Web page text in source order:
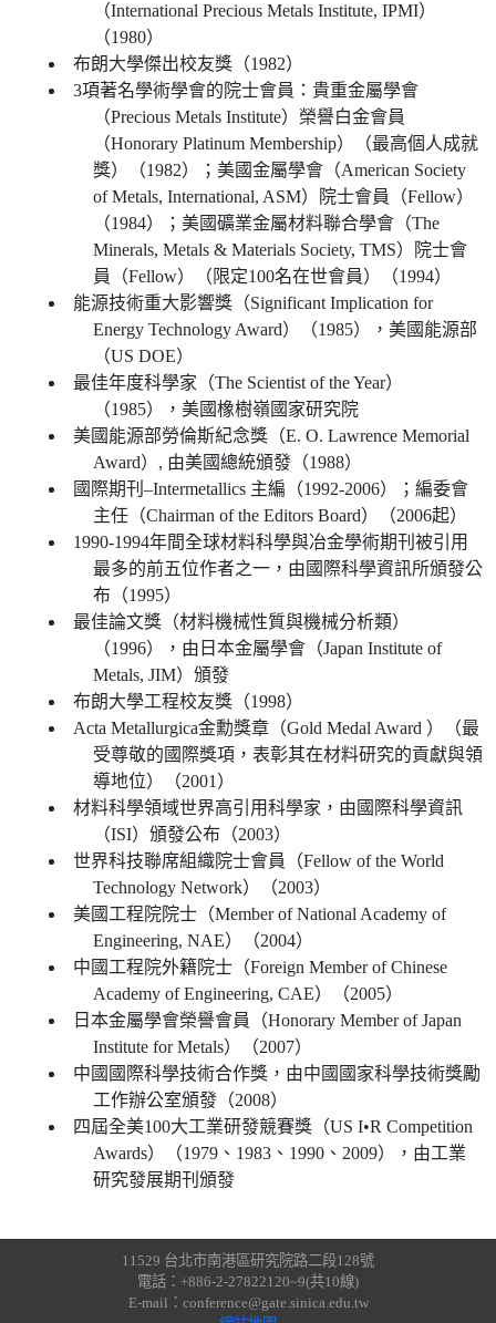
（International Precious Metals Institute, IPMI）
（1980）
布朗大學傑出校友獎（1982）
3項著名學術學會的院士會員：貴重金屬學會
（Precious Metals Institute）榮譽白金會員
（Honorary Platinum Membership）（最高個人成就
獎）（1982）；美國金屬學會（American Society
of Metals, International, ASM）院士會員（Fellow）
（1984）；美國礦業金屬材料聯合學會（The
Minerals, Metals & Materials Society, TMS）院士會
員（Fellow）（限定100名在世會員）（1994）
能源技術重大影響獎（Significant Implication for
Energy Technology Award）（1985），美國能源部
（US DOE）
最佳年度科學家（The Scientist of the Year）
（1985），美國橡樹嶺國家研究院
美國能源部勞倫斯紀念獎（E. O. Lawrence Memorial
Award）, 由美國總統頒發（1988）
國際期刊–Intermetallics 主編（1992-2006）；編委會
主任（Chairman of the Editors Board）（2006起）
1990-1994年間全球材料科學與冶金學術期刊被引用
最多的前五位作者之一，由國際科學資訊所頒發公
布（1995）
最佳論文獎（材料機械性質與機械分析類）
（1996），由日本金屬學會（Japan Institute of
Metals, JIM）頒發
布朗大學工程校友獎（1998）
Acta Metallurgica金勳獎章（Gold Medal Award ）（最
受尊敬的國際獎項，表彰其在材料研究的貢獻與領
導地位）（2001）
材料科學領域世界高引用科學家，由國際科學資訊
（ISI）頒發公布（2003）
世界科技聯席組織院士會員（Fellow of the World
Technology Network）（2003）
美國工程院院士（Member of National Academy of
Engineering, NAE）（2004）
中國工程院外籍院士（Foreign Member of Chinese
Academy of Engineering, CAE）（2005）
日本金屬學會榮譽會員（Honorary Member of Japan
Institute for Metals）（2007）
中國國際科學技術合作獎，由中國國家科學技術獎勵
工作辦公室頒發（2008）
四屆全美100大工業研發競賽獎（US I•R Competition
Awards）（1979、1983、1990、2009），由工業
研究發展期刊頒發
11529 台北市南港區研究院路二段128號
電話：+886-2-27822120~9(共10線)
E-mail：conference@gate.sinica.edu.tw